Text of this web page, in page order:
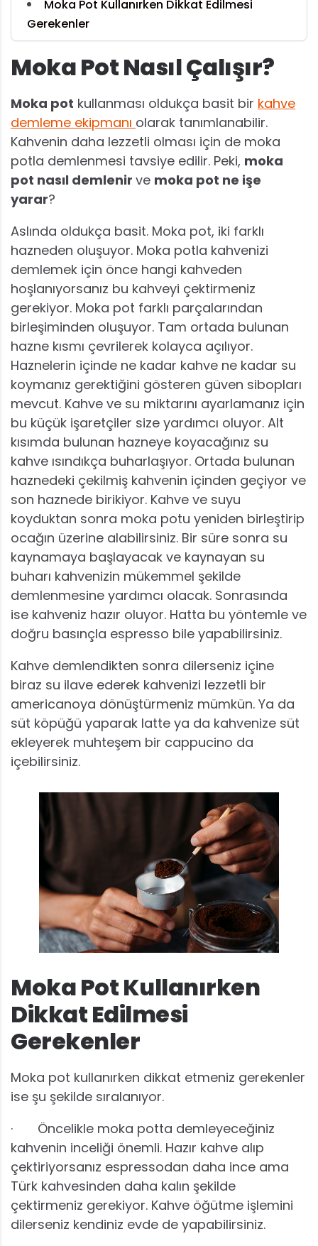
Moka Pot Kullanırken Dikkat Edilmesi
Gerekenler
Moka Pot Nasıl Çalışır?
Moka pot kullanması oldukça basit bir kahve
demleme ekipmanı olarak tanımlanabilir.
Kahvenin daha lezzetli olması için de moka
potla demlenmesi tavsiye edilir. Peki, moka
pot nasıl demlenir ve moka pot ne işe
yarar?
Aslında oldukça basit. Moka pot, iki farklı
hazneden oluşuyor. Moka potla kahvenizi
demlemek için önce hangi kahveden
hoşlanıyorsanız bu kahveyi çektirmeniz
gerekiyor. Moka pot farklı parçalarından
birleşiminden oluşuyor. Tam ortada bulunan
hazne kısmı çevrilerek kolayca açılıyor.
Haznelerin içinde ne kadar kahve ne kadar su
koymanız gerektiğini gösteren güven sibopları
mevcut. Kahve ve su miktarını ayarlamanız için
bu küçük işaretçiler size yardımcı oluyor. Alt
kısımda bulunan hazneye koyacağınız su
kahve ısındıkça buharlaşıyor. Ortada bulunan
haznedeki çekilmiş kahvenin içinden geçiyor ve
son haznede birikiyor. Kahve ve suyu
koyduktan sonra moka potu yeniden birleştirip
ocağın üzerine alabilirsiniz. Bir süre sonra su
kaynamaya başlayacak ve kaynayan su
buharı kahvenizin mükemmel şekilde
demlenmesine yardımcı olacak. Sonrasında
ise kahveniz hazır oluyor. Hatta bu yöntemle ve
doğru basınçla espresso bile yapabilirsiniz.
Kahve demlendikten sonra dilerseniz içine
biraz su ilave ederek kahvenizi lezzetli bir
americanoya dönüştürmeniz mümkün. Ya da
süt köpüğü yaparak latte ya da kahvenize süt
ekleyerek muhteşem bir cappucino da
içebilirsiniz.
Moka Pot Kullanırken
Dikkat Edilmesi
Gerekenler
Moka pot kullanırken dikkat etmeniz gerekenler
ise şu şekilde sıralanıyor.
· Öncelikle moka potta demleyeceğiniz
kahvenin inceliği önemli. Hazır kahve alıp
çektiriyorsanız espressodan daha ince ama
Türk kahvesinden daha kalın şekilde
çektirmeniz gerekiyor. Kahve öğütme işlemini
dilerseniz kendiniz evde de yapabilirsiniz.